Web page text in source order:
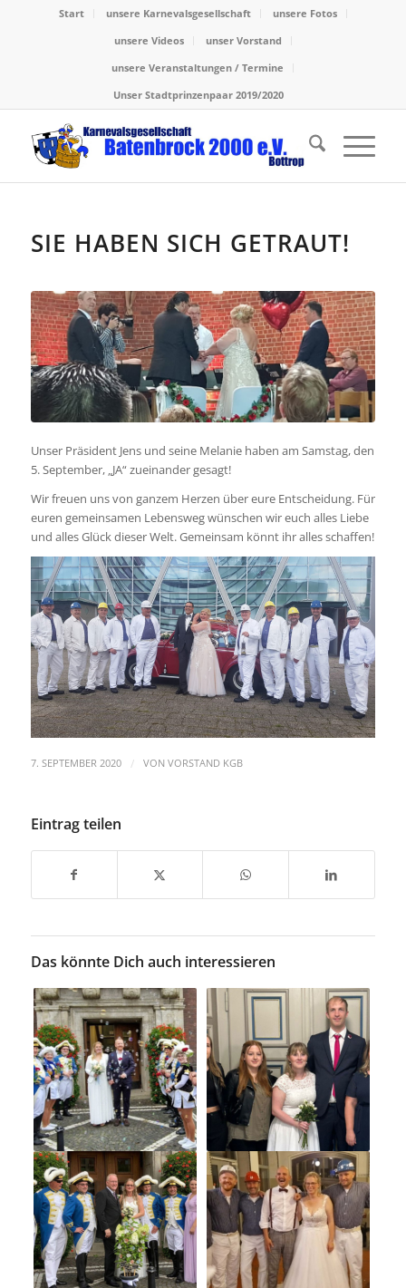
Start unsere Karnevalsgesellschaft
unsere Fotos
unsere Videos
unser Vorstand
unsere Veranstaltungen / Termine
Unser Stadtprinzenpaar 2019/2020
SIE HABEN SICH GETRAUT!
Unser Präsident Jens und seine Melanie haben am Samstag, den
5. September, „JA“ zueinander gesagt!
Wir freuen uns von ganzem Herzen über eure Entscheidung. Für
euren gemeinsamen Lebensweg wünschen wir euch alles Liebe
und alles Glück dieser Welt. Gemeinsam könnt ihr alles schaffen!
7. SEPTEMBER 2020 / VON VORSTAND KGB
Eintrag teilen
Das könnte Dich auch interessieren